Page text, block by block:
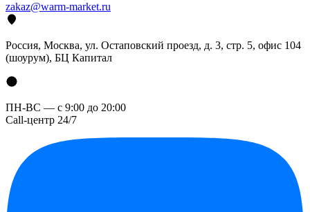
zakaz@warm-market.ru
Россия, Москва, ул. Остаповский проезд, д. 3, стр. 5, офис 104
(шоурум), БЦ Капитал
ПН-ВС — с 9:00 до 20:00
Call-центр 24/7